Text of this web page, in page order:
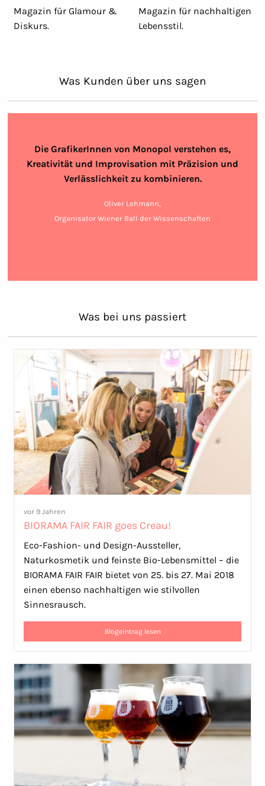
Magazin für Glamour &
Diskurs.
Magazin für nachhaltigen
Lebensstil.
Was Kunden über uns sagen
Die GrafikerInnen von Monopol verstehen es,
Kreativität und Improvisation mit Präzision und
Verlässlichkeit zu kombinieren.
Oliver Lehmann,
Organisator Wiener Ball der Wissenschaften
Was bei uns passiert
vor 9 Jahren
BIORAMA FAIR FAIR goes Creau!
Eco-Fashion- und Design-Aussteller,
Naturkosmetik und feinste Bio-Lebensmittel – die
BIORAMA FAIR FAIR bietet von 25. bis 27. Mai 2018
einen ebenso nachhaltigen wie stilvollen
Sinnesrausch.
Blogeintrag lesen